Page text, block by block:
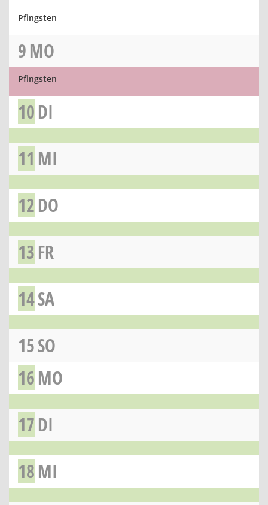
Pfingsten
9MO
Pfingsten
10DI
11 MI
12DO
13FR
14SA
15SO
16MO
17DI
18MI